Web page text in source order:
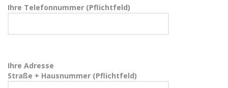
Ihre Telefonnummer (Pflichtfeld)
Ihre Adresse
Straße + Hausnummer (Pflichtfeld)